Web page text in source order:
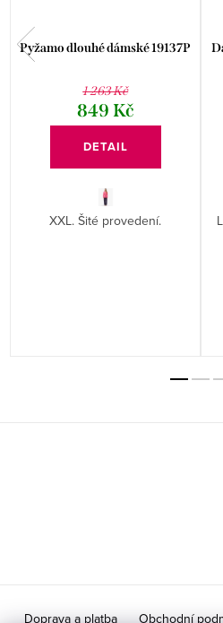
Pyžamo dlouhé dámské 19137P
1 263 Kč
849 Kč
DETAIL
XXL. Šité provedení.
Doprava a platba Obchodní